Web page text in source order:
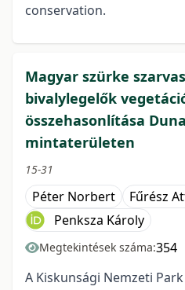
conservation.
Magyar szürke
bivalylegelők
összehasonlítása
mintaterületen
15-31
Péter Norbert Fűrész
Penksza Károly
Megtekintések száma:354
A Kiskunsági Nemzeti